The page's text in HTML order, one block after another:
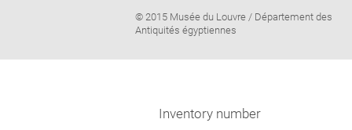
Image
caption:
© 2015 Musée du Louvre / Département des
Antiquités égyptiennes
Inventory number